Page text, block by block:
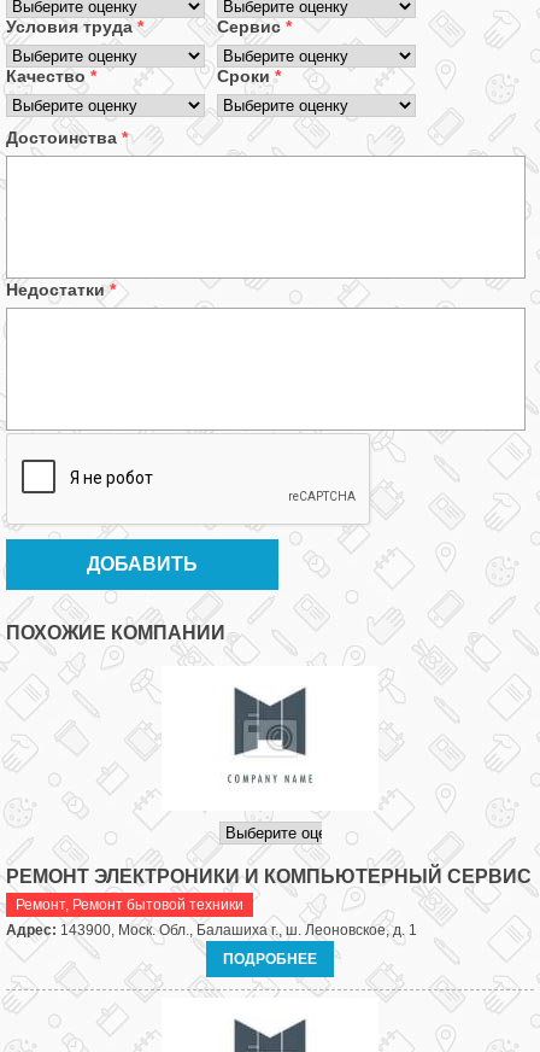
Условия труда * Сервис *
Качество * Сроки *
Достоинства *
Недостатки*
ПОХОЖИЕ КОМПАНИИ
РЕМОНТ ЭЛЕКТРОНИКИ И КОМПЬЮТЕРНЫЙ СЕРВИС
Ремонт, Ремонт бытовой техники
Адрес: 143900, Моск. Обл., Балашиха г., ш. Леоновское, д. 1
ПОДРОБНЕЕ